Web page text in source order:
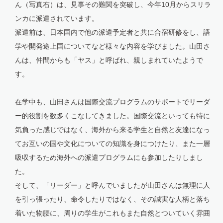
ん（写真右）は、見事その難関を突破し、今年10月からスリラ
ンカに派遣されています。
派遣前は、日本国内で他の派遣予定者と共に合宿研修をし、語
学や開発途上国についてなど様々な内容を学びました。山田さ
んは、仲間からも「ヤス」と呼ばれ、親しまれていたようで
す。
在学中も、山田さんは国際交流プログラムのサポートでリーダ
ー的役割を数多くこなしてきました。国際交流といっても特に
気負った感じではなく、海外から来る学生と自然と友達になっ
てお互いの国や文化についての知識を身につけたり、また一層
吸収するため海外への派遣プログラムにも参加したりしまし
た。
そして、「リーダー」と呼んでいましたが山田さんは無理に人
を引っ張ったり、命令したりではなく、その誠実な人柄と落ち
着いた物腰に、周りの学生がこれもまた自然とついていく雰囲